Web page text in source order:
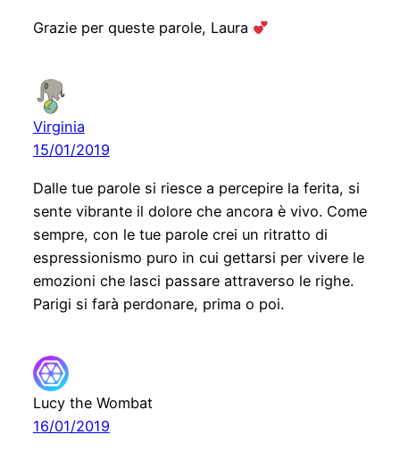
Grazie per queste parole, Laura
Virginia
15/01/2019
Dalle tue parole si riesce a percepire la ferita, si
sente vibrante il dolore che ancora è vivo. Come
sempre, con le tue parole crei un ritratto di
espressionismo puro in cui gettarsi per vivere le
emozioni che lasci passare attraverso le righe.
Parigi si farà perdonare, prima o poi.
Lucy the Wombat
16/01/2019